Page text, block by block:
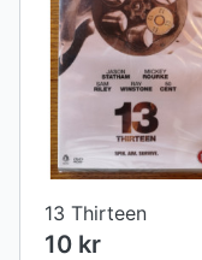
13 Thirteen
10 kr